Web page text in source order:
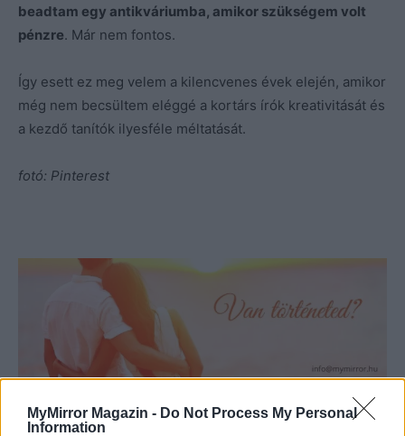
MyMirror Magazin - Do Not Process My Personal
Information
beadtam egy antikváriumba, amikor szükségem volt
pénzre. Már nem fontos.
Így esett ez meg velem a kilencvenes évek elején, amikor
még nem becsültem eléggé a kortárs írók kreativitását és
a kezdő tanítók ilyesféle méltatását.
fotó: Pinterest